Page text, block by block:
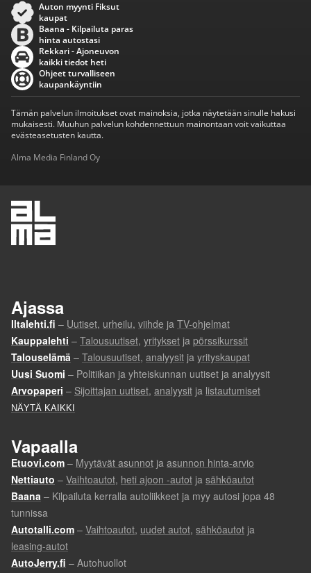
Auton myynti Fiksut
kaupat
Baana - Kilpailuta paras
hinta autostasi
Rekkari - Ajoneuvon
kaikki tiedot heti
Ohjeet turvalliseen
kaupankäyntiin
Tämän palvelun ilmoitukset ovat mainoksia, jotka näytetään sinulle hakusi
mukaisesti. Muuhun palvelun kohdennettuun mainontaan voit vaikuttaa
evästeasetusten kautta.
Alma Media Finland Oy